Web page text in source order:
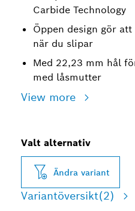
Carbide Technology
Öppen design gör
när du slipar
Med 22,23 mm hål
med låsmutter
View more
Valt alternativ
Ändra variant
Variantöversikt(2)